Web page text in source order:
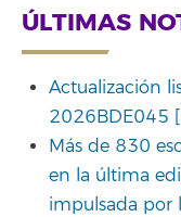
ÚLTIMAS
Actualización
2026BDE045
Más de 830
en la última
impulsada por